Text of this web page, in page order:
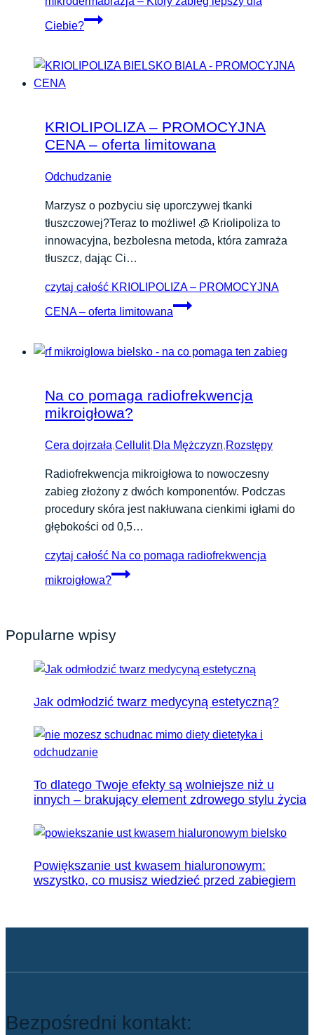
Ciebie?
KRIOLIPOLIZA – PROMOCYJNA
CENA – oferta limitowana
Odchudzanie
Marzysz o pozbyciu się uporczywej tkanki
tłuszczowej?Teraz to możliwe! 🧊 Kriolipoliza to
innowacyjna, bezbolesna metoda, która zamraża
tłuszcz, dając Ci…
czytaj całość KRIOLIPOLIZA – PROMOCYJNA
CENA – oferta limitowana
Na co pomaga radiofrekwencja
mikroigłowa?
Cera dojrzała,Cellulit,Dla Mężczyzn,Rozstępy
Radiofrekwencja mikroigłowa to nowoczesny
zabieg złożony z dwóch komponentów. Podczas
procedury skóra jest nakłuwana cienkimi igłami do
głębokości od 0,5…
czytaj całość Na co pomaga radiofrekwencja
mikroigłowa?
Popularne wpisy
Jak odmłodzić twarz medycyną estetyczną?
To dlatego Twoje efekty są wolniejsze niż u
innych – brakujący element zdrowego stylu życia
Powiększanie ust kwasem hialuronowym:
wszystko, co musisz wiedzieć przed zabiegiem
Bezpośredni kontakt: